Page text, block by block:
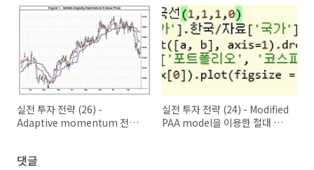
수익 전략(4)
수익 전략(3)
실전 투자 전략 (26) -
Adaptive momentum 전략
실전 투자 전략 (24) - Modified
PAA model을 이용한 절대 수
댓글